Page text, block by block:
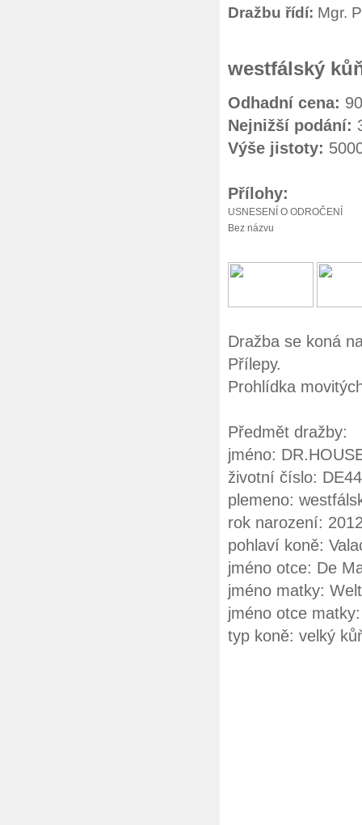
Dražbu řídí: Mgr.
westfálský
Odhadní cena:
Nejnižší podání:
Výše jistoty:
Přílohy:
USNESENÍ O ODROČENÍ
Bez názvu
Dražba se koná
Přílepy.
Prohlídka
Předmět dražby:
jméno:
životní číslo:
plemeno:
rok narození:
pohlaví koně:
jméno otce: De
jméno matky:
jméno otce
typ koně: velký